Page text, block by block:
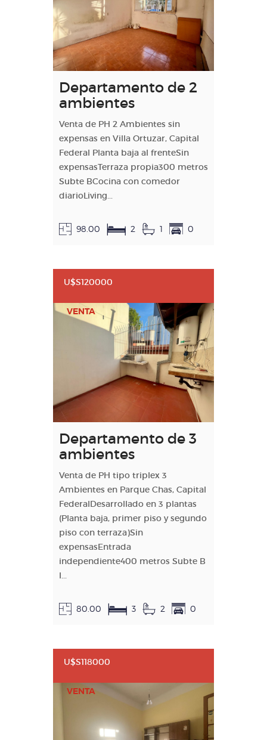
Departamento de 2
ambientes
Venta de PH 2 Ambientes sin
expensas en Villa Ortuzar, Capital
Federal Planta baja al frenteSin
expensasTerraza propia300 metros
Subte BCocina con comedor
diarioLiving...
98.00 2 1 0
U$S120000
VENTA
Departamento de 3
ambientes
Venta de PH tipo triplex 3
Ambientes en Parque Chas, Capital
FederalDesarrollado en 3 plantas
(Planta baja, primer piso y segundo
piso con terraza)Sin
expensasEntrada
independiente400 metros Subte B
I...
80.00 3 2 0
U$S118000
VENTA